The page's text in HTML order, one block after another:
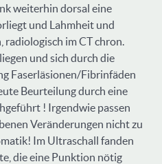
weiterhin dorsal eine
und Lahmheit und
radiologisch im CT chron.
und sich durch die
Faserläsionen/Fibrinfäden
Beurteilung durch eine
! Irgendwie passen
Veränderungen nicht zu
Im Ultraschall fanden
die eine Punktion nötig